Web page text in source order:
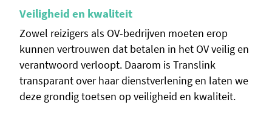
Veiligheid en kwaliteit
Zowel reizigers als OV-bedrijven moeten erop
kunnen vertrouwen dat betalen in het OV veilig en
verantwoord verloopt. Daarom is Translink
transparant over haar dienstverlening en laten we
deze grondig toetsen op veiligheid en kwaliteit.